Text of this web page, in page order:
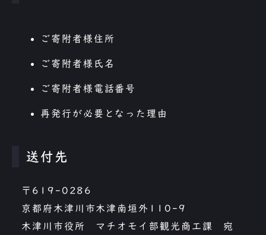
ご寄附者様住所
ご寄附者様氏名
ご寄附者様電話番号
再発行が必要となった理由
送付先
〒619-0286
京都府木津川市木津南垣外110-9
木津川市役所 マチオモイ部観光商工課 宛